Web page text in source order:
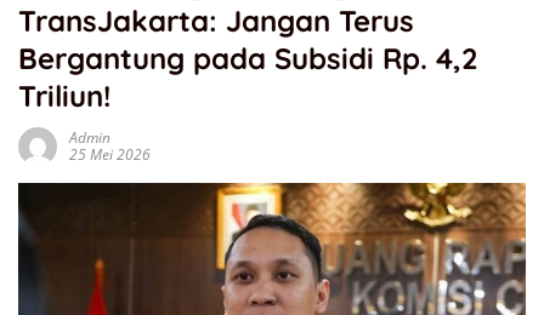
TransJakarta: Jangan Terus
Bergantung pada Subsidi Rp. 4,2
Triliun!
Admin
25 Mei 2026